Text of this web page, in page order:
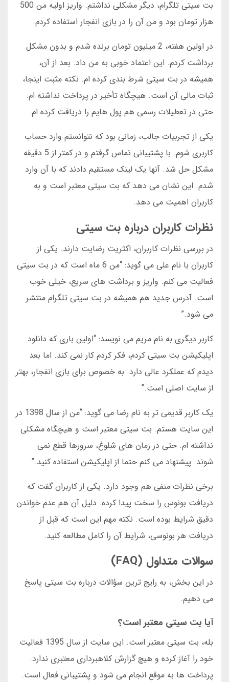
بت سیتی تلگرام، دیگر مشکلی نداشتم. واریز اولیه من 500
هزار تومان بود و من آن را در بازی انفجار استفاده کردم.
در اولین هفته، 2 میلیون تومان برنده شدم و بدون مشکل
برداشت کردم. این اعتماد خوبی به من داد. بعد از آن،
همیشه در بت سیتی شرط بندی کرده ام. نکته مثبت اینجا،
ثبات مالی آن است. هیچگاه تأخیر در پرداخت نداشته ام.
حتی در تعطیلات رسمی هم پول هایم را دریافت کرده ام.
یکی از تجربیات جالب، زمانی بود که نتوانستم وارد حساب
کاربری شوم. با پشتیبانی تماس گرفتم و در کمتر از 5 دقیقه
مشکل حل شد. آنها یک لینک مستقیم دادند که با آن وارد
شدم. این نشان می دهد که بت سیتی معتبر است و به
کاربران اهمیت می دهد.
نظرات کاربران درباره بت سیتی
در بررسی نظرات کاربران، اکثریت رضایت دارند. یکی از
کاربران با نام علی می گوید: “من 6 ماه است که در بت سیتی
فعالیت می کنم. واریز و برداشت های سریع، خیلی خوب
است. آدرس جدید هم همیشه در بت سیتی تلگرام منتشر
می شود.”
کاربر دیگری به نام مریم می نویسد: “اولین باری که دانلود
اپلیکیشن بت سیتی کردم، فکر کردم کار نمی کند. اما بعد
دیدم که عملکرد عالی دارد. به خصوص برای بازی انفجار، بهتر
از سایت اصلی است.”
یک کاربر قدیمی تر به نام رضا می گوید: “من از سال 1398 در
این سایت هستم. بت سیتی معتبر است و هیچگاه مشکلی
نداشته ام. حتی در زمان های شلوغ، سرورها قطع نمی
شوند. پیشنهاد می کنم حتما از اپلیکیشن استفاده کنید.”
برخی نظرات منفی هم وجود دارد. یکی از کاربران گفت که
دریافت بونوس را سخت پیدا کرده. دلیل آن هم عدم خواندن
دقیق شرایط بوده است. نکته مهم این است که قبل از
دریافت هر بونوسی، شرایط آن را کامل مطالعه کنید.
سوالات متداول (FAQ)
در این بخش، به رایج ترین سؤالات درباره بت سیتی پاسخ
می دهیم.
آیا بت سیتی معتبر است؟
بله، بت سیتی معتبر است. این سایت از سال 1395 فعالیت
خود را آغاز کرده و هیچ گزارش کلاهبرداری معتبری ندارد.
پرداخت ها به موقع انجام می شود و پشتیبانی فعال است.